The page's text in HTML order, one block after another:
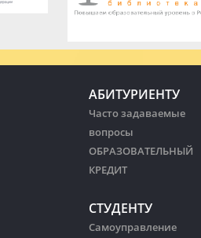
АБИТУРИЕНТУ
Часто задаваемые
вопросы
ОБРАЗОВАТЕЛЬНЫЙ
КРЕДИТ
СТУДЕНТУ
Самоуправление